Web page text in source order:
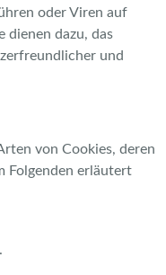
oder Viren auf
dienen dazu, das
und
von Cookies, deren
Folgenden erläutert